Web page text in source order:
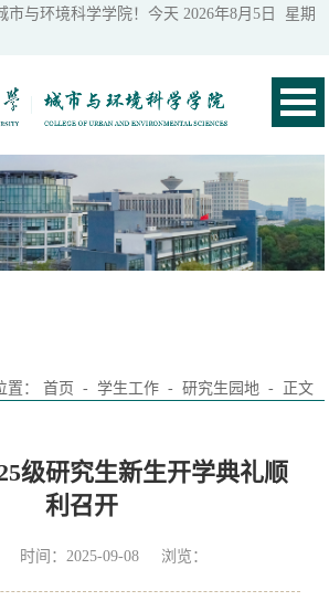
市与环境科学学院！今天 2026年8月5日 星期
置： 首页 - 学生工作- 研究生园地- 正文
级研究生新生开学典礼顺
利召开
时间：2025-09-08 浏览：